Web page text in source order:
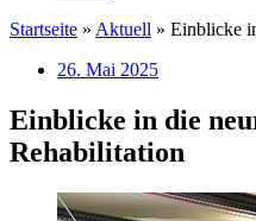
Startseite » Aktuell » Einblicke
26. Mai 2025
Einblicke in die
Rehabilitation